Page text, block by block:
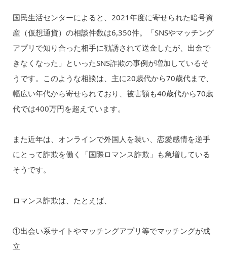
国民生活センターによると、2021年度に寄せられた暗号資
産（仮想通貨）の相談件数は6,350件。「SNSやマッチング
アプリで知り合った相手に勧誘されて送金したが、出金で
きなくなった」といったSNS詐欺の事例が増加しているそ
うです。このような相談は、主に20歳代から70歳代まで、
幅広い年代から寄せられており、被害額も40歳代から70歳
代では400万円を超えています。
また近年は、オンラインで外国人を装い、恋愛感情を逆手
にとって詐欺を働く「国際ロマンス詐欺」も急増している
そうです。
ロマンス詐欺は、たとえば、
①出会い系サイトやマッチングアプリ等でマッチングが成
立